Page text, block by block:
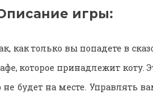
игры:
как только вы попадете в
которое принадлежит коту.
не будет на месте. Управлять